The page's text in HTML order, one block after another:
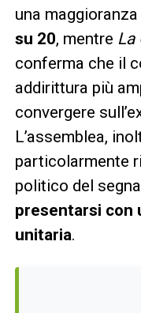
una
su 20, mentre La
conferma che il
addirittura più
convergere
L’assemblea,
particolarmente
politico del
presentarsi con
unitaria.